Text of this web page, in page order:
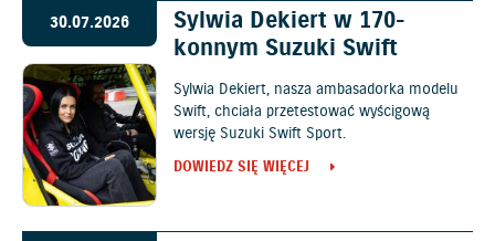
30.07.2026
Sylwia Dekiert w 170-
konnym Suzuki Swift
Sylwia Dekiert, nasza ambasadorka modelu
Swift, chciała przetestować wyścigową
wersję Suzuki Swift Sport.
DOWIEDZ SIĘ WIĘCEJ